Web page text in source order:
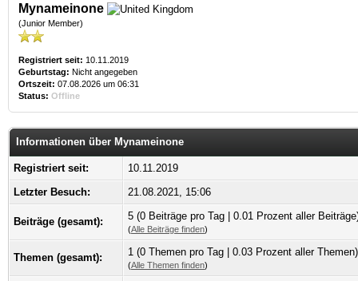
Mynameinone
(Junior Member)
Registriert seit: 10.11.2019
Geburtstag: Nicht angegeben
Ortszeit: 07.08.2026 um 06:31
Status: Offline
Informationen über Mynameinone
Registriert seit:
10.11.2019
Letzter Besuch:
21.08.2021, 15:06
Beiträge (gesamt): 5 (0 Beiträge pro Tag | 0.01 Prozent aller
(Alle Beiträge finden)
Themen (gesamt): 1 (0 Themen pro Tag | 0.03 Prozent aller Themen)
(Alle Themen finden)